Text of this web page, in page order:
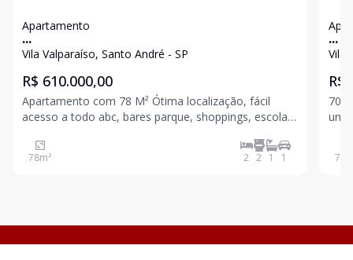
Apartamento
...
Vila Valparaíso, Santo André - SP
R$ 610.000,00
Apartamento com 78 M² Ótima localização, fácil
acesso a todo abc, bares parque, shoppings, escolas
suíte e varanda ( projeto inicial de 3 dormitórios que
78m² 2 2 1 1
...
Vila
R$
70
um com sacada com vista para a piscina) 01 suíte
70